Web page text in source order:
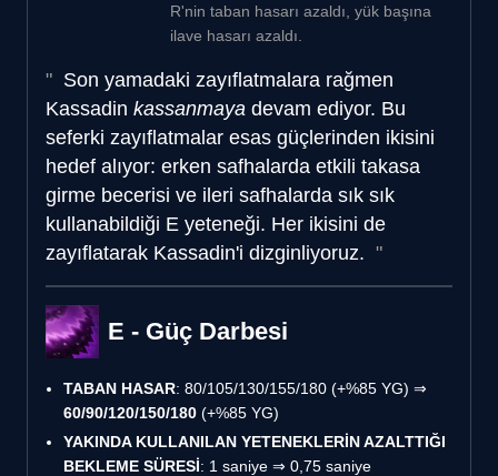
R'nin taban hasarı azaldı, yük başına
ilave hasarı azaldı.
Son yamadaki zayıflatmalara rağmen
Kassadin kassanmaya devam ediyor. Bu
seferki zayıflatmalar esas güçlerinden ikisini
hedef alıyor: erken safhalarda etkili takasa
girme becerisi ve ileri safhalarda sık sık
kullanabildiği E yeteneği. Her ikisini de
zayıflatarak Kassadin'i dizginliyoruz.
E - Güç Darbesi
TABAN HASAR: 80/105/130/155/180 (+%85 YG) ⇒
60/90/120/150/180 (+%85 YG)
YAKINDA KULLANILAN YETENEKLERİN AZALTTIĞI
BEKLEME SÜRESİ: 1 saniye ⇒ 0,75 saniye